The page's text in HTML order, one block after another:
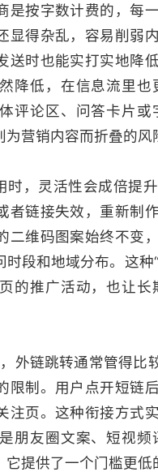
是按字数计费的，每
显得杂乱，容易削弱
送时也能实打实地降
降低，在信息流里
评论区、问答卡片
营销内容而折叠的风
时，灵活性会成倍提
者链接失效，重新制
二维码图案始终不变
段和地域分布。这
的推广活动，也让
外链跳转通常管得
限制。用户点开短链
注页。这种衔接方式
朋友圈文案、短视
提供了一个门槛更低